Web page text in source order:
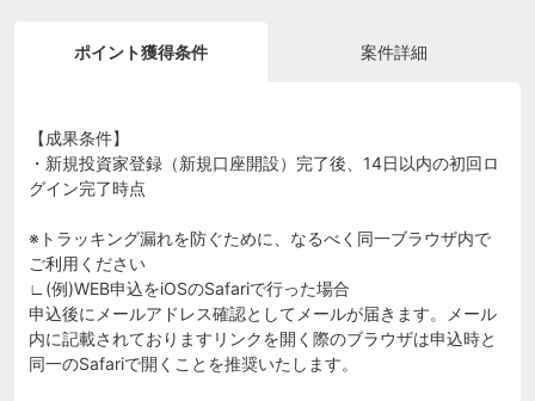
ポイント獲得条件 案件詳細
【成果条件】
・新規投資家登録（新規口座開設）完了後、14日以内の初回ロ
グイン完了時点
※トラッキング漏れを防ぐために、なるべく同一ブラウザ内で
ご利用ください
∟(例)WEB申込をiOSのSafariで行った場合
申込後にメールアドレス確認としてメールが届きます。メール
内に記載されておりますリンクを開く際のブラウザは申込時と
同一のSafariで開くことを推奨いたします。